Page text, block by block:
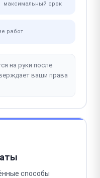
максимальный срок
работ
на руки после
ваши права
способы